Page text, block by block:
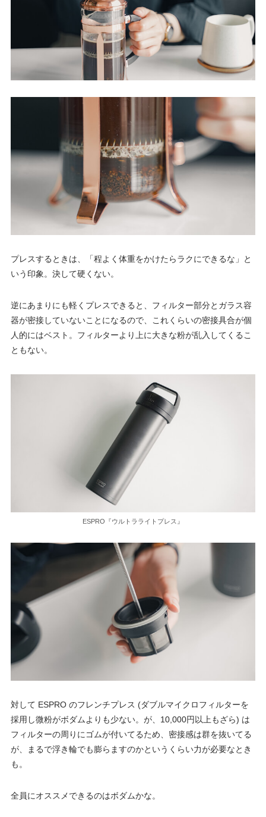
プレスするときは、「程よく体重をかけたらラクにできるな」と
いう印象。決して硬くない。
逆にあまりにも軽くプレスできると、フィルター部分とガラス容
器が密接していないことになるので、これくらいの密接具合が個
人的にはベスト。フィルターより上に大きな粉が乱入してくるこ
ともない。
ESPRO『ウルトラライトプレス』
対して ESPRO のフレンチプレス (ダブルマイクロフィルターを
採用し微粉がボダムよりも少ない。が、10,000円以上もざら) は
フィルターの周りにゴムが付いてるため、密接感は群を抜いてる
が、まるで浮き輪でも膨らますのかというくらい力が必要なとき
も。
全員にオススメできるのはボダムかな。